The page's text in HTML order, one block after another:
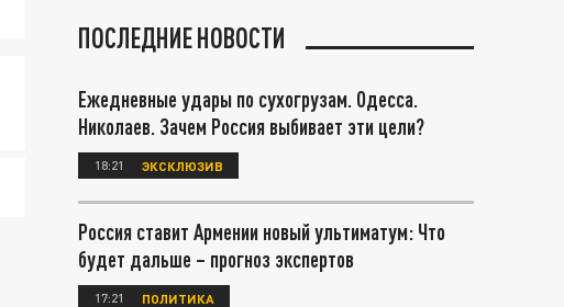
ПОСЛЕДНИЕ НОВОСТИ
Ежедневные удары по сухогрузам. Одесса.
Николаев. Зачем Россия выбивает эти цели?
18:21 ЭКСКЛЮЗИВ
Россия ставит Армении новый ультиматум: Что
будет дальше – прогноз экспертов
17:21 ПОЛИТИКА